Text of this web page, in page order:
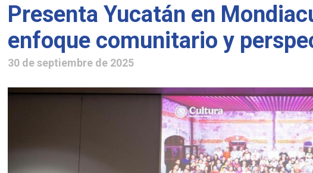
Presenta Yucatán en
enfoque comunitario y
30 de septiembre de 2025